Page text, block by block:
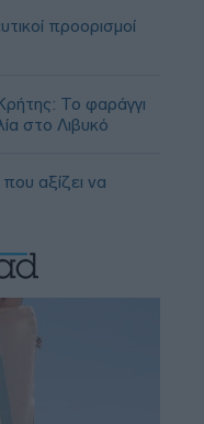
προορισμοί
Το φαράγγι
στο Λιβυκό
αξίζει να